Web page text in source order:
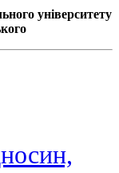
університету